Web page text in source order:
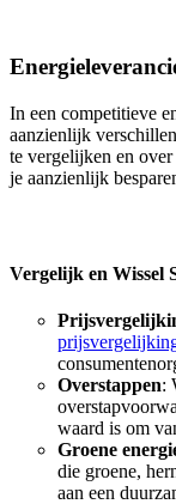
In een competitieve
aanzienlijk
te vergelijken en over
je aanzienlijk
Vergelijk en Wissel
Overstappen:
waard is om
Groene
die groene,
aan een